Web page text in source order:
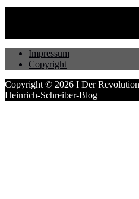
Impressum
Copyright
Copyright © 2026 I Der
Heinrich-Schreiber-Blog